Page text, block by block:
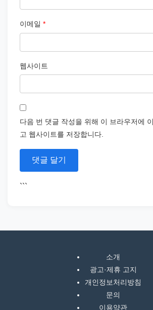
이메일 *
웹사이트
다음 번 댓글 작성을 위해 이 브라우저에
고 웹사이트를 저장합니다.
```
소개
광고·제휴 고지
개인정보처리방침
문의
이용약관